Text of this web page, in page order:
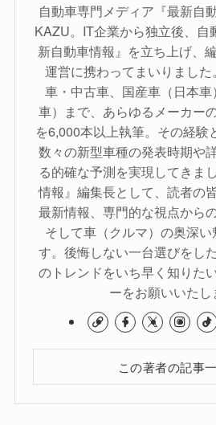
自動車専門メディア『最新自
KAZU。IT企業から独立後、自
新自動車情報』を立ち上げ、
運営に携わってまいりまし
車・中古車、国産車（日本
車）まで、あらゆるメーカー
を6,000本以上執筆。その経験
数々の新型車種の発表時期や
る的確な予測を実現してきま
情報』編集長として、読者の
最新情報、専門的な視点から
そして車（クルマ）の奥深い
す。後悔しない一台選びをし
のトレンドをいち早く知りた
ーをお願いいたし
この著者の記事